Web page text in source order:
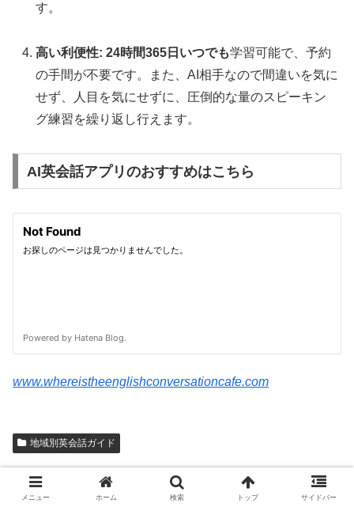
す。
高い利便性: 24時間365日いつでも学習可能で、予約
の手間が不要です。また、AI相手なので間違いを気に
せず、人目を気にせずに、圧倒的な量のスピーキン
グ練習を繰り返し行えます。
AI英会話アプリのおすすめはこちら
www.whereistheenglishconversationcafe.com
地域別英会話ガイド
ミナ
はじめまして。当サイトを案内する「ミナ」
メニュー ホーム 検索 トップ サイドバー